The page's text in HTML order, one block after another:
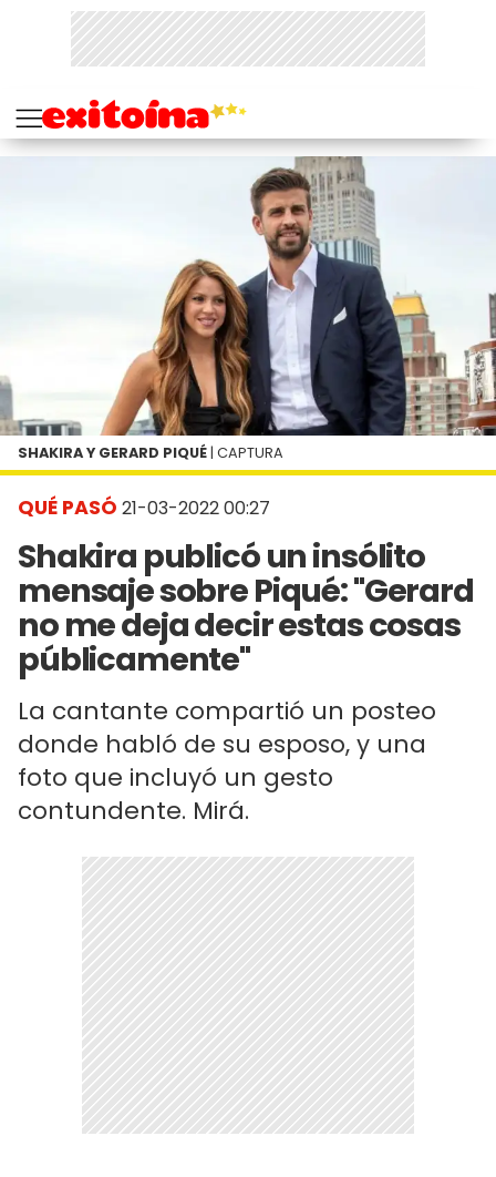
QUÉ PASÓ 21-03-2022 00:27
Shakira publicó un insólito
mensaje sobre Piqué: "Gerard
no me deja decir estas cosas
públicamente"
La cantante compartió un posteo
donde habló de su esposo, y una
foto que incluyó un gesto
contundente. Mirá.
SHAKIRA Y GERARD PIQUÉ | CAPTURA